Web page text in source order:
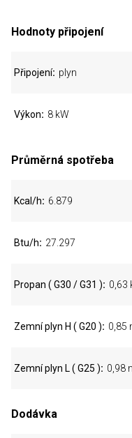
Hodnoty připojení
Připojení plyn
Výkon 8 kW
Průměrná spotřeba
Kcal/h 6.879
Btu/h 27.297
Propan ( G30 / G31 ) 0,63
Zemní plyn H ( G20 ) 0,85
Zemní plyn L ( G25 ) 0,98
Dodávka